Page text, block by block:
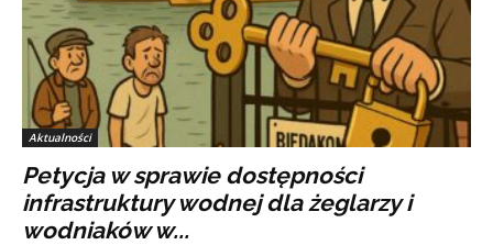
Aktualności
Petycja w sprawie dostępności
infrastruktury wodnej dla żeglarzy i
wodniaków w...